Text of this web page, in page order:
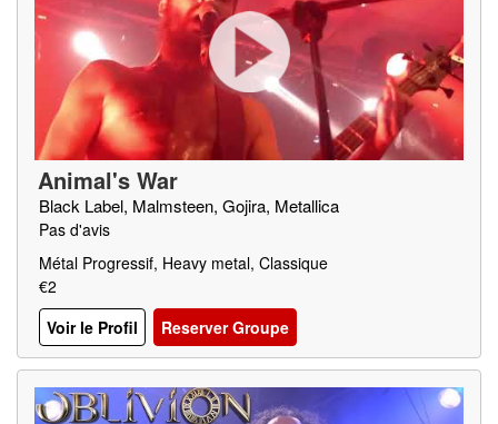
Animal's War
Black Label, Malmsteen, Gojira, Metallica
Pas d'avis
Métal Progressif, Heavy metal, Classique
€2
Voir le Profil
Reserver Groupe